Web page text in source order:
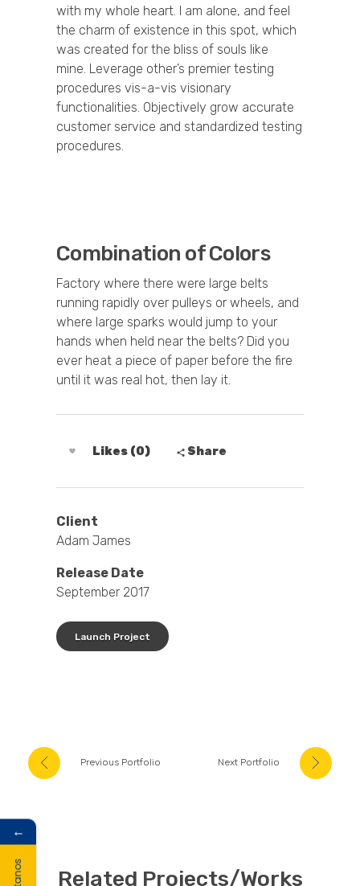
with my whole heart. I am alone, and feel
the charm of existence in this spot, which
was created for the bliss of souls like
mine. Leverage other’s premier testing
procedures vis-a-vis visionary
functionalities. Objectively grow accurate
customer service and standardized testing
procedures.
Combination of Colors
Factory where there were large belts
running rapidly over pulleys or wheels, and
where large sparks would jump to your
hands when held near the belts? Did you
ever heat a piece of paper before the fire
until it was real hot, then lay it.
Likes (0) Share
Client
Adam James
Release Date
September 2017
Launch Project
Previous Portfolio Next Portfolio
Related Projects/Works
←